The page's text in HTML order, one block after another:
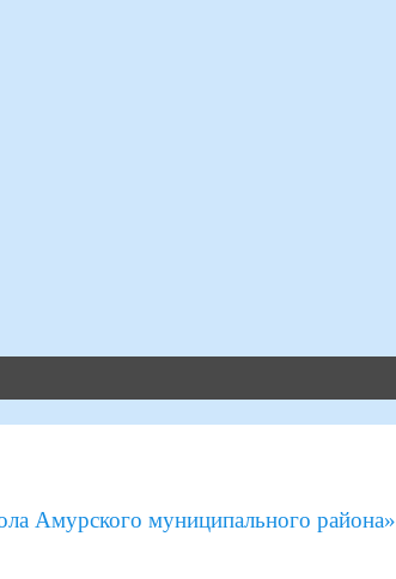
Амурского муниципального района»